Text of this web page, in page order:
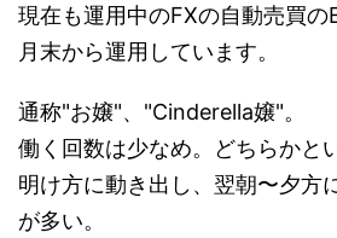
現在も運用中のFXの自動売買の
月末から運用しています。
通称"お嬢"、"Cinderella嬢"。
働く回数は少なめ。どちらかと
明け方に動き出し、翌朝〜夕方
が多い。